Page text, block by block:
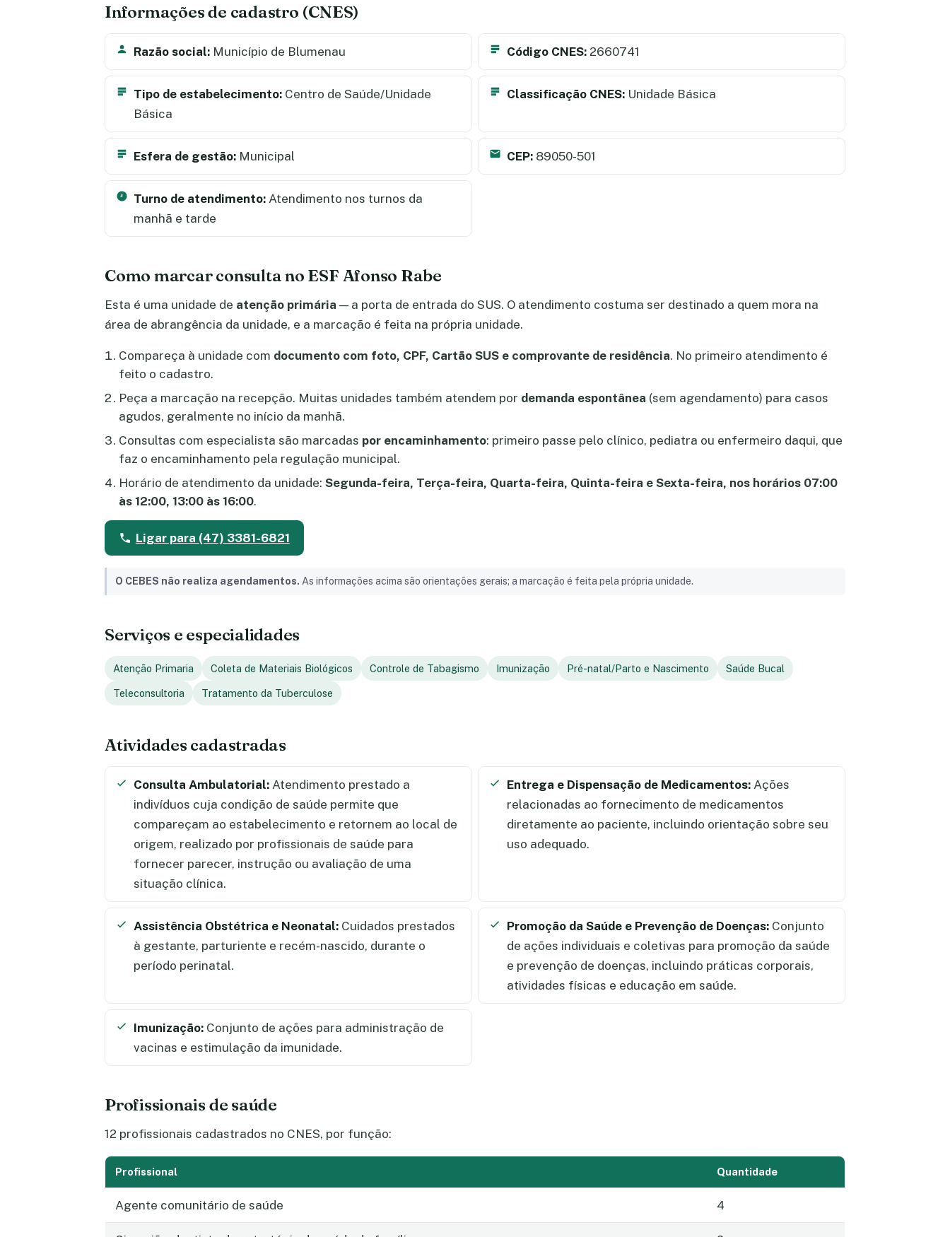
Informações de cadastro (CNES)
Razão social: Município de Blumenau Código CNES: 2660741
Tipo de estabelecimento: Centro de Saúde/Unidade
Básica
Classificação CNES: Unidade Básica
Esfera de gestão: Municipal CEP: 89050-501
Turno de atendimento: Atendimento nos turnos da
manhã e tarde
Como marcar consulta no ESF Afonso Rabe
Esta é uma unidade de atenção primária — a porta de entrada do SUS. O atendimento costuma ser destinado a quem mora na
área de abrangência da unidade, e a marcação é feita na própria unidade.
Compareça à unidade com documento com foto, CPF, Cartão SUS e comprovante de residência. No primeiro atendimento é
feito o cadastro.
Peça a marcação na recepção. Muitas unidades também atendem por demanda espontânea (sem agendamento) para casos
agudos, geralmente no início da manhã.
Consultas com especialista são marcadas por encaminhamento: primeiro passe pelo clínico, pediatra ou enfermeiro daqui, que
faz o encaminhamento pela regulação municipal.
Horário de atendimento da unidade: Segunda-feira, Terça-feira, Quarta-feira, Quinta-feira e Sexta-feira, nos horários 07:00
às 12:00, 13:00 às 16:00.
Ligar para (47) 3381-6821
O CEBES não realiza agendamentos. As informações acima são orientações gerais; a marcação é feita pela própria unidade.
Serviços e especialidades
Atenção Primaria Coleta de Materiais Biológicos Controle de Tabagismo Imunização Pré-natal/Parto e Nascimento Saúde Bucal
Teleconsultoria Tratamento da Tuberculose
Atividades cadastradas
Consulta Ambulatorial: Atendimento prestado a
indivíduos cuja condição de saúde permite que
compareçam ao estabelecimento e retornem ao local de
origem, realizado por profissionais de saúde para
fornecer parecer, instrução ou avaliação de uma
situação clínica.
Entrega e Dispensação de Medicamentos: Ações
relacionadas ao fornecimento de medicamentos
diretamente ao paciente, incluindo orientação sobre seu
uso adequado.
Assistência Obstétrica e Neonatal: Cuidados prestados
à gestante, parturiente e recém-nascido, durante o
período perinatal.
Promoção da Saúde e Prevenção de Doenças: Conjunto
de ações individuais e coletivas para promoção da saúde
e prevenção de doenças, incluindo práticas corporais,
atividades físicas e educação em saúde.
Imunização: Conjunto de ações para administração de
vacinas e estimulação da imunidade.
Profissionais de saúde
12 profissionais cadastrados no CNES, por função:
Profissional Quantidade
Agente comunitário de saúde 4